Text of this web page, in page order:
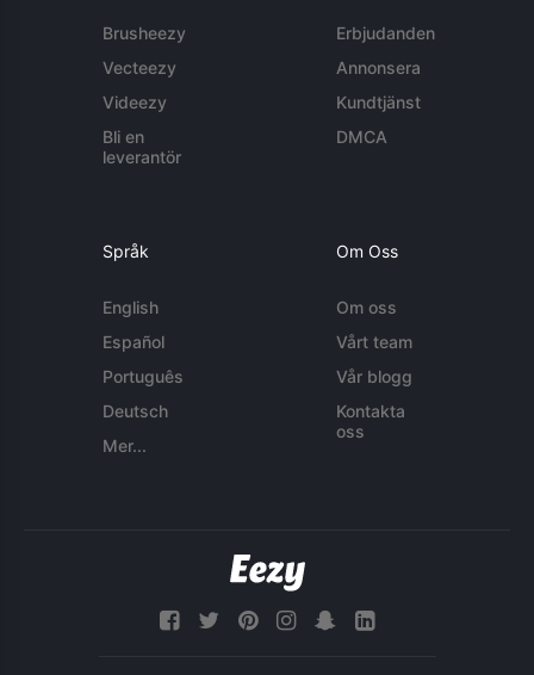
Brusheezy
Vecteezy
Videezy
Bli en
leverantör
Erbjudanden
Annonsera
Kundtjänst
DMCA
Språk
English
Español
Português
Deutsch
Mer...
Om Oss
Om oss
Vårt team
Vår blogg
Kontakta
oss